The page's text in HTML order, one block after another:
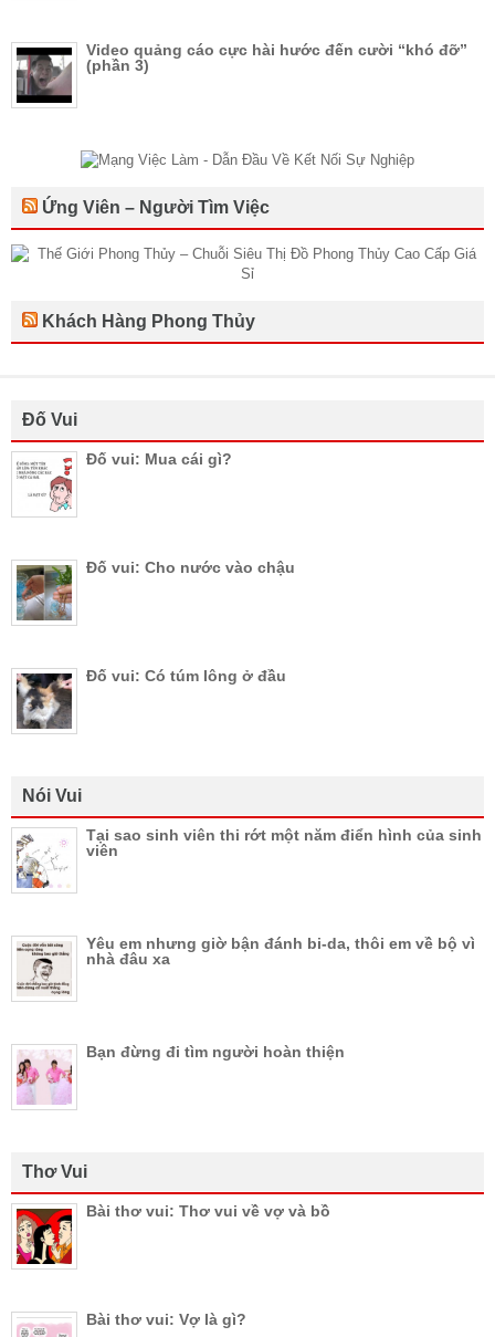
Video quảng cáo cực hài hước đến cười “khó đỡ”
(phần 3)
Ứng Viên – Người Tìm Việc
Khách Hàng Phong Thủy
Đố Vui
Đố vui: Mua cái gì?
Đố vui: Cho nước vào chậu
Đố vui: Có túm lông ở đầu
Nói Vui
Tại sao sinh viên thi rớt một năm điển hình của sinh
viên
Yêu em nhưng giờ bận đánh bi-da, thôi em về bộ vì
nhà đâu xa
Bạn đừng đi tìm người hoàn thiện
Thơ Vui
Bài thơ vui: Thơ vui về vợ và bồ
Bài thơ vui: Vợ là gì?